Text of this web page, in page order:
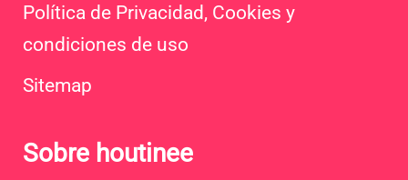
Política de Privacidad, Cookies y
condiciones de uso
Sitemap
Sobre houtinee